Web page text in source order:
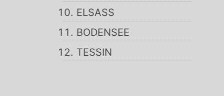
ELSASS
BODENSEE
TESSIN